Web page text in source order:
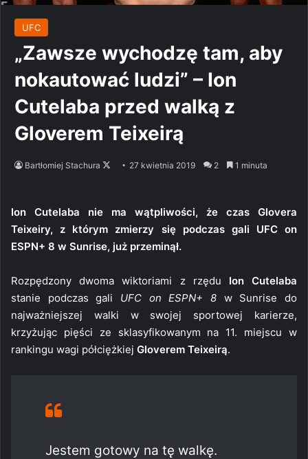
UFC
„Zawsze wychodzę tam, aby
nokautować ludzi” – Ion
Cutelaba przed walką z
Gloverem Teixeirą
Bartłomiej Stachura
Follow27 kwietnia 2019 2 1 minuta
Ion Cutelaba nie ma wątpliwości, że czas Glovera
Teixeiry, z którym zmierzy się podczas gali UFC on
ESPN+ 8 w Sunrise, już przeminął.
Rozpędzony dwoma wiktoriami z rzędu Ion Cutelaba
stanie podczas gali UFC on ESPN+ 8 w Sunrise do
najważniejszej walki w swojej sportowej karierze,
krzyżując pięści ze sklasyfikowanym na 11. miejscu w
rankingu wagi półciężkiej Gloverem Teixeirą.
Jestem gotowy na tę walkę.